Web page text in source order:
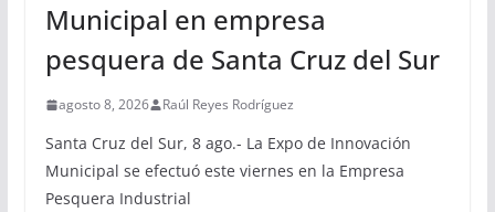
Municipal en empresa
pesquera de Santa Cruz del Sur
agosto 8, 2026 Raúl Reyes Rodríguez
Santa Cruz del Sur, 8 ago.- La Expo de Innovación
Municipal se efectuó este viernes en la Empresa
Pesquera Industrial